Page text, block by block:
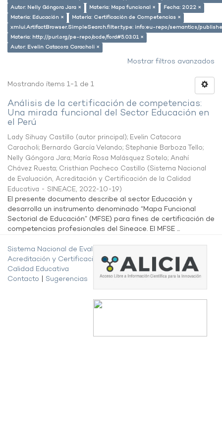
Autor: Nelly Góngora Jara ×
Materia: Mapa funcional ×
Fecha: 2022 ×
Materia: Educación ×
Materia: Certificación de Competencias ×
xmlui.ArtifactBrowser.SimpleSearch.filter.type: info:eu-repo/semantics/
Materia: http://purl.org/pe-repo/ocde/ford#5.03.01 ×
Autor: Evelin Catacora Caracholi ×
Mostrar filtros avanzados
Mostrando ítems 1-1 de 1
Análisis de la certificación de competencias:
Una mirada funcional del Sector Educación en
el Perú
Lady Sihuay Castillo (autor principal); Evelin Catacora
Caracholi; Bernardo García Velando; Stephanie Barboza Tello;
Nelly Góngora Jara; María Rosa Malásquez Sotelo; Anahí
Chávez Ruesta; Cristhian Pacheco Castillo (Sistema Nacional
de Evaluación, Acreditación y Certificación de la Calidad
Educativa - SINEACE, 2022-10-19)
El presente documento describe al sector Educación y
desarrolla un instrumento denominado “Mapa Funcional
Sectorial de Educación” (MFSE) para fines de certificación de
competencias profesionales del Sineace. El MFSE ...
Sistema Nacional de Evaluación,
Acreditación y Certificación de la
Calidad Educativa
Contacto
Sugerencias